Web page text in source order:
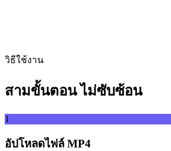
วิธีใช้งาน
สามขั้นตอน ไม่ซับซ้อน
1
อัปโหลดไฟล์ MP4